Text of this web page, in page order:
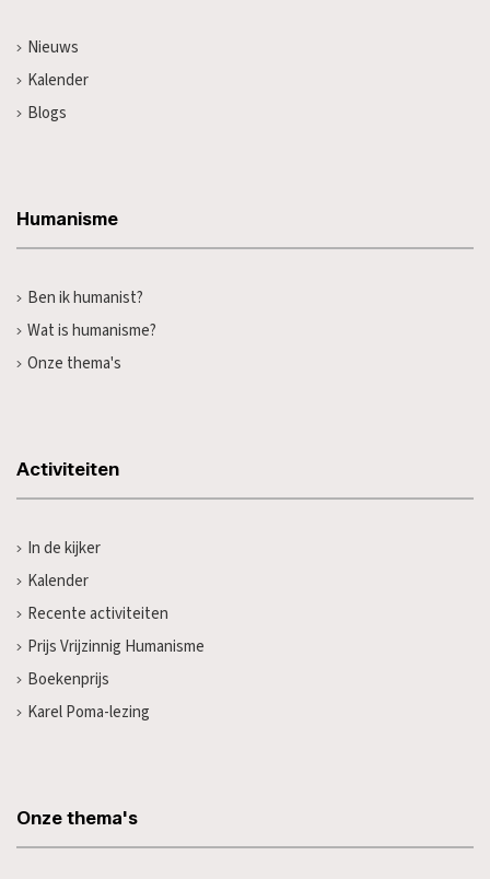
Nieuws
Kalender
Blogs
Humanisme
Ben ik humanist?
Wat is humanisme?
Onze thema's
Activiteiten
In de kijker
Kalender
Recente activiteiten
Prijs Vrijzinnig Humanisme
Boekenprijs
Karel Poma-lezing
Onze thema's